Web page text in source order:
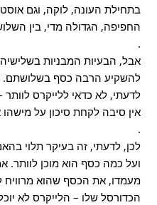
בתחילת העונה, לוקה, וגם
החפיפה, הגדולה מדי, בין
.
אבל, הבעיות המבניות בשלישיה
להשקיע הרבה כסף בשלושתם.
לדעתי, לא כדאי ללייקרס
אין סיבה לקחת סיכון על
.
לכן, לדעתי, זה בעיקר תלוי
ועל כמה כסף הוא מוכן
מעמדו, את הכסף שהוא מרוויח
הכדורסל שלו – הלייקרס לא